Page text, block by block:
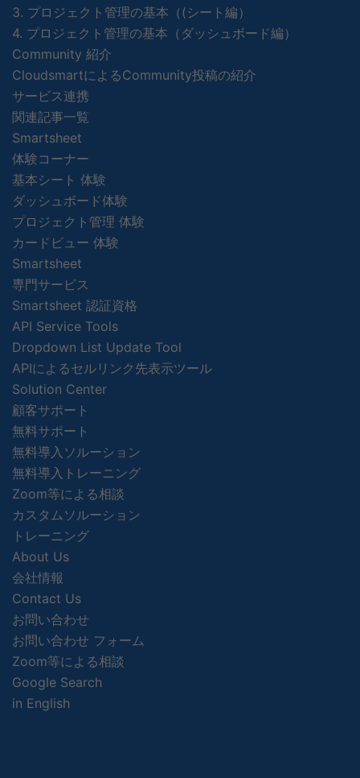
3. プロジェクト管理の基本（(シート編）
4. プロジェクト管理の基本（ダッシュボード編）
Community 紹介
CloudsmartによるCommunity投稿の紹介
サービス連携
関連記事一覧
Smartsheet
体験コーナー
基本シート 体験
ダッシュボード体験
プロジェクト管理 体験
カードビュー 体験
Smartsheet
専門サービス
Smartsheet 認証資格
API Service Tools
Dropdown List Update Tool
APIによるセルリンク先表示ツール
Solution Center
顧客サポート
無料サポート
無料導入ソルーション
無料導入トレーニング
Zoom等による相談
カスタムソルーション
トレーニング
About Us
会社情報
Contact Us
お問い合わせ
お問い合わせ フォーム
Zoom等による相談
Google Search
in English